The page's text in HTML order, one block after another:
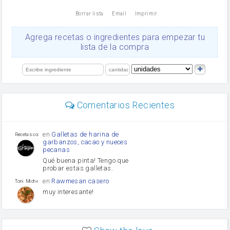
Ajos
salsa de soja
limón
Borrar lista Email Imprimir
Agrega recetas o ingredientes para empezar tu
lista de la compra
Comentarios Recientes
Recetas con sazon
en Galletas de harina de
garbanzos, cacao y nueces
pecanas
Qué buena pinta! Tengo que
probar estas galletas.
Toni Michel Caubet
en Rawmesan casero
muy interesante!
enLasaña casera fácil y